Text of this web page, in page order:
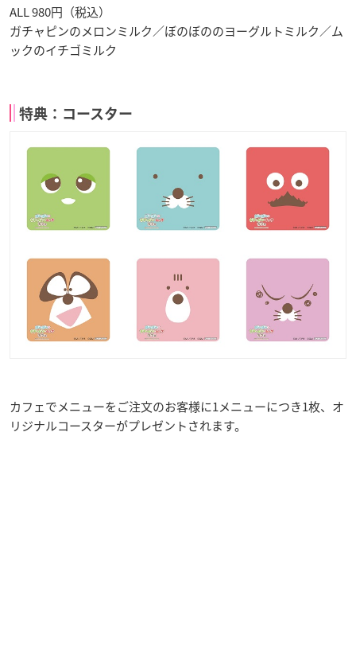
ALL 980円（税込）
ガチャピンのメロンミルク／ぼのぼののヨーグルトミルク／ム
ックのイチゴミルク
特典：コースター
カフェでメニューをご注文のお客様に1メニューにつき1枚、オ
リジナルコースターがプレゼントされます。